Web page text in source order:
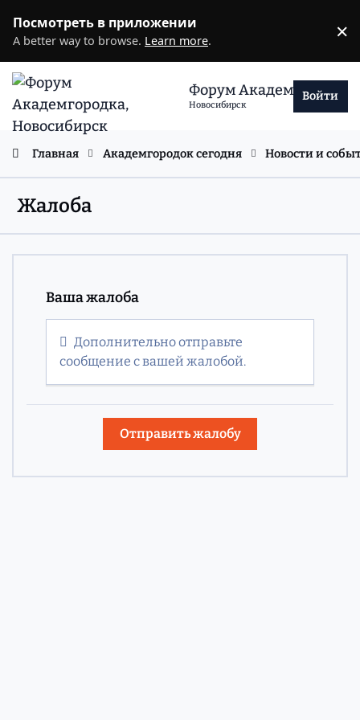
Посмотреть в приложении
A better way to browse. Learn more. ×
Форум Академгородка
Новосибирск
Войти
Главная Академгородок сегодня Новости и
Жалоба
Ваша жалоба
Дополнительно отправьте
сообщение с вашей жалобой.
Отправить жалобу